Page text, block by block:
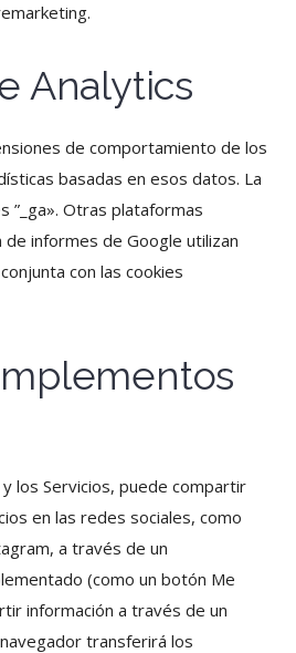
Analytics
de comportamiento de los
basadas en esos datos. La
”_ga». Otras plataformas
informes de Google utilizan
con las cookies
los Servicios, puede compartir
en las redes sociales, como
a través de un
(como un botón Me
información a través de un
transferirá los